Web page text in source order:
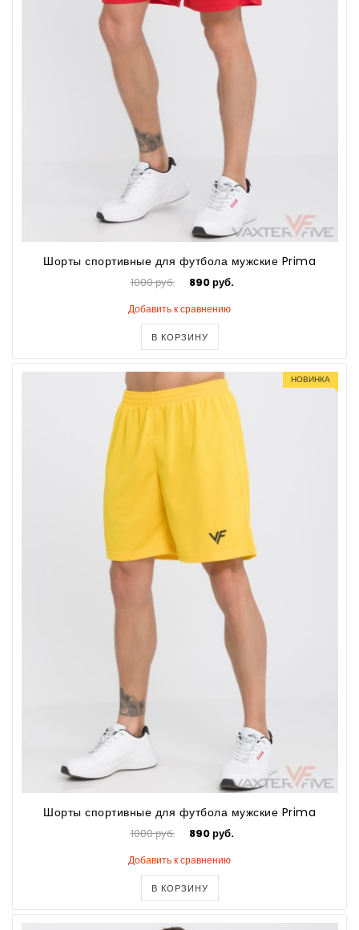
Шорты спортивные для футбола мужские Prima
1000 руб. 890 руб.
Добавить к сравнению
В КОРЗИНУ
НОВИНКА
Шорты спортивные для футбола мужские Prima
1000 руб. 890 руб.
Добавить к сравнению
В КОРЗИНУ